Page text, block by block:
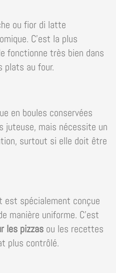
ou fior di latte
C’est la plus
fonctionne très bien dans
plats au four.
en boules conservées
juteuse, mais nécessite un
surtout si elle doit être
est spécialement conçue
manière uniforme. C’est
les pizzas ou les recettes
plus contrôlé.